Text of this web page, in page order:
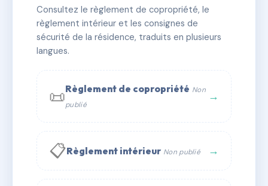
📍 40 r basque caud 33200 Bordeaux
✓ Immatriculée 🏠 121 lots 🏗 3 bâtiment(s)
📞 Contacter Syndic Digital 💬 WhatsApp
✉ Email
Consultez le règlement de copropriété, le
règlement intérieur et les consignes de
sécurité de la résidence, traduits en plusieurs
langues.
📜Règlement de copropriété Non
publié
→
📋Règlement intérieur Non publié →